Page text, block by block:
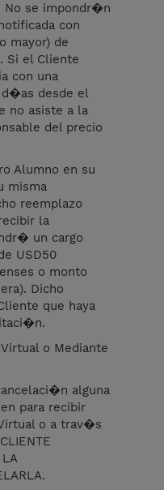
No se impondr�n
con
mayor) de
Si el Cliente
con una
d�as desde el
no asiste a la
del precio
Alumno en su
misma
reemplazo
la
un cargo
USD50
o monto
Dicho
que haya
o Mediante
alguna
para recibir
o a trav�s
LA